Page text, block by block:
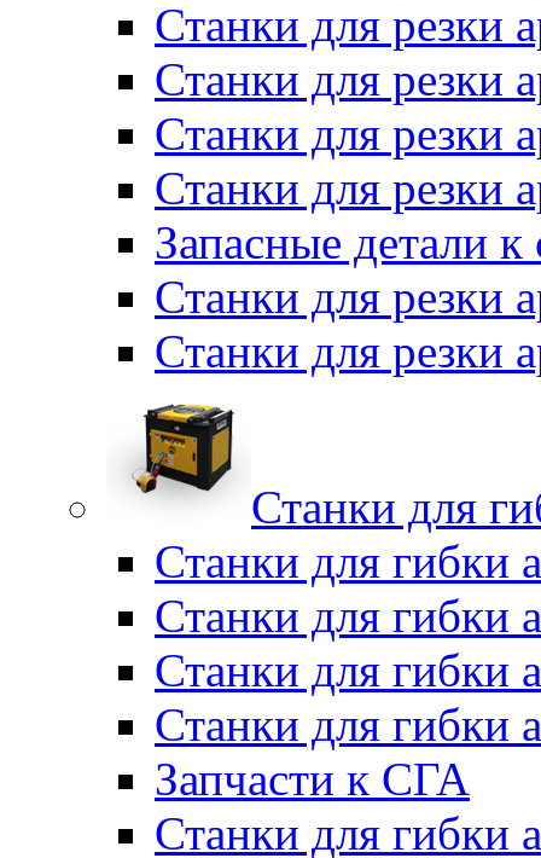
Станки для резки
Станки для резки
Станки для резки
Станки для резки
Запасные детали к
Станки для резки
Станки для резки
Станки для
Станки для гибки
Станки для гибки
Станки для гибки
Станки для гибки
Запчасти к СГА
Станки для гибки